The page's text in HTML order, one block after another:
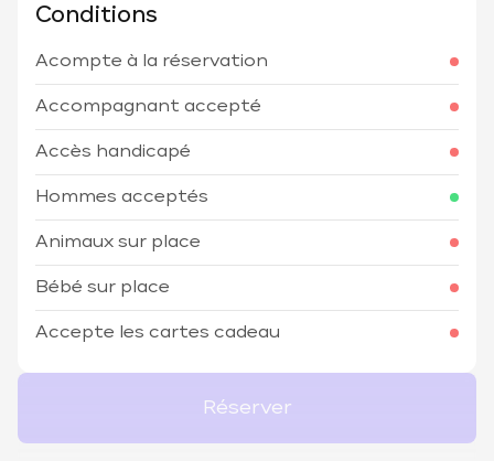
Conditions
Acompte à la réservation
Accompagnant accepté
Accès handicapé
Hommes acceptés
Animaux sur place
Bébé sur place
Accepte les cartes cadeau
Réserver